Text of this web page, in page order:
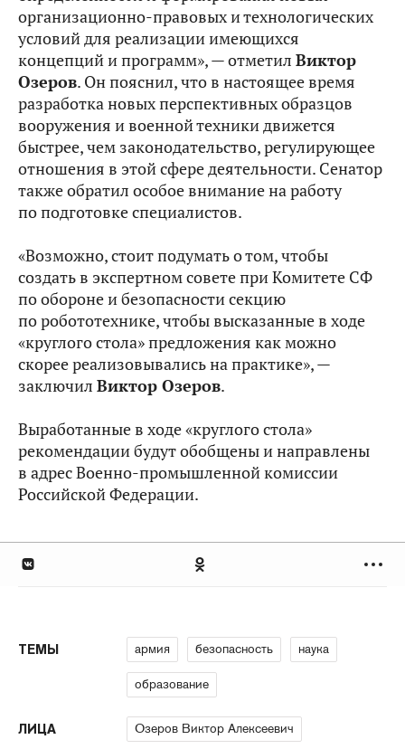
организационно-правовых и технологических
условий для реализации имеющихся
концепций и программ», — отметил Виктор
Озеров. Он пояснил, что в настоящее время
разработка новых перспективных образцов
вооружения и военной техники движется
быстрее, чем законодательство, регулирующее
отношения в этой сфере деятельности. Сенатор
также обратил особое внимание на работу
по подготовке специалистов.
«Возможно, стоит подумать о том, чтобы
создать в экспертном совете при Комитете СФ
по обороне и безопасности секцию
по робототехнике, чтобы высказанные в ходе
«круглого стола» предложения как можно
скорее реализовывались на практике», —
заключил Виктор Озеров.
Выработанные в ходе «круглого стола»
рекомендации будут обобщены и направлены
в адрес Военно-промышленной комиссии
Российской Федерации.
ТЕМЫ армия безопасность наука
образование
ЛИЦА Озеров Виктор Алексеевич